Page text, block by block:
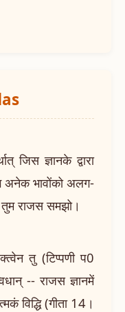
जिस ज्ञानके द्वारा
अनेक भावोंको अलग-
राजस समझो।
तु (टिप्पणी प0
-- राजस ज्ञानमें
विद्धि (गीता 14।